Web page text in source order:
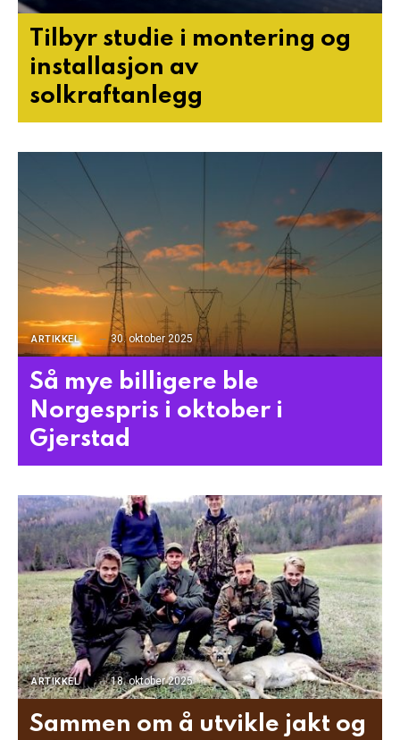
Tilbyr studie i montering og
installasjon av
solkraftanlegg
ARTIKKEL 30. oktober 2025
Så mye billigere ble
Norgespris i oktober i
Gjerstad
ARTIKKEL 18. oktober 2025
Sammen om å utvikle jakt og